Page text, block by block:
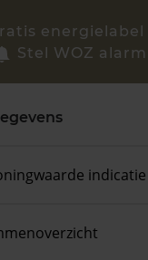
contact met ons op
4200
energielabel
Stel WOZ
indicatie